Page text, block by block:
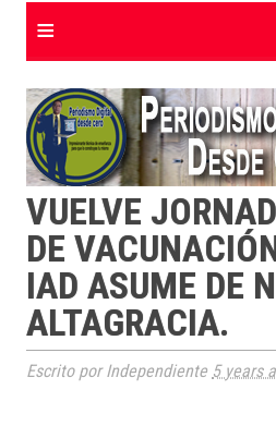
≡
VUELVE
DE
IAD ASUME DE
ALTAGRACIA.
Escrito por Independiente 5 years